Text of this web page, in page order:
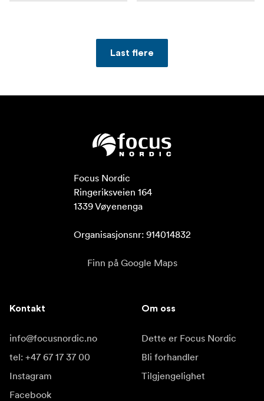
Last flere
Focus Nordic
Ringeriksveien 164
1339 Vøyenenga
Organisasjonsnr: 914014832
Finn på Google Maps
Kontakt
info@focusnordic.no
tel: +47 67 17 37 00
Instagram
Facebook
Om oss
Dette er Focus Nordic
Bli forhandler
Tilgjengelighet